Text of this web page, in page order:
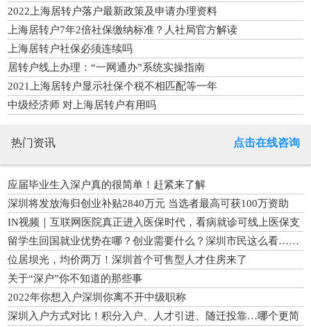
2022上海居转户落户最新政策及申请办理资料
上海居转户7年2倍社保缴纳标准？人社局官方解读
上海居转户社保必须连续吗
居转户线上办理：“一网通办”系统实操指南
2021上海居转户显示社保个税不相匹配等一年
中级经济师 对上海居转户有用吗
热门资讯 点击在线咨询
应届毕业生入深户真的很简单！赶紧来了解
深圳将发放海归创业补贴2840万元 当选者最高可获100万资助
IN视频｜互联网医院真正进入医保时代，看病就诊可线上医保支
付
留学生回国就业优势在哪？创业需要什么？深圳市民这么看……
位居坝光，均价两万！深圳首个可售型人才住房来了
关于“深户”你不知道的那些事
2022年你想入户深圳你离不开中级职称
深圳入户方式对比！积分入户、人才引进、随迁投靠…哪个更简